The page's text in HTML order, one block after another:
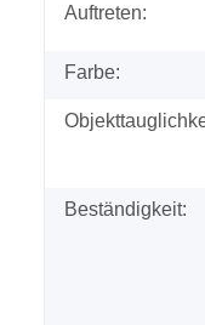
Auftreten:
Farbe:
Beständigkeit: